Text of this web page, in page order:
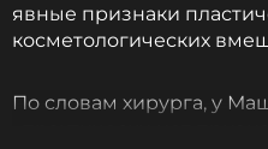
явные признаки
косметологических
По словам хирурга, у